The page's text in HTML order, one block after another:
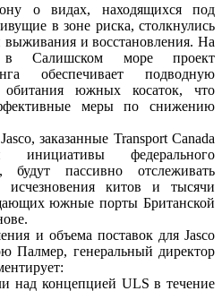
о видах, находящихся под
в зоне риска, столкнулись
и восстановления. На
в Салишском море проект
обеспечивает подводную
обитания южных косаток, что
меры по снижению
заказанные Transport Canada
федерального
будут пассивно отслеживать
исчезновения китов и тысячи
южные порты Британской
и объема поставок для Jasco
Палмер, генеральный директор
над концепцией ULS в течение